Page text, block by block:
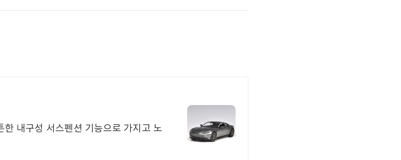
내구성 서스펜션 기능으로 가지고 노